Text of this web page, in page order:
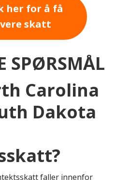
her for å få
skatt
SPØRSMÅL
Carolina
Dakota
faller innenfor